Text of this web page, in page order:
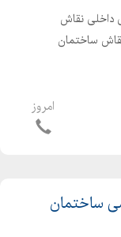
داخلی نقاش
ساختمان
نقاشی ساختمانامروز
ساختمان